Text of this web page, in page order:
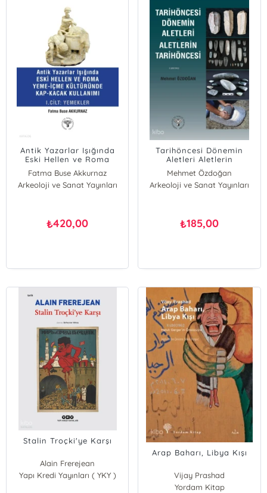
Antik Yazarlar Işığında
Eski Hellen ve Roma
Yeme-İçme Kültüründe
Kap-Kaçak Kullanımı
I.Cilt-Yemekler
Fatma Buse Akkurnaz
Arkeoloji ve Sanat Yayınları
₺420,00
Tarihöncesi Dönemin
Aletleri Aletlerin
Tarihöncesi
Mehmet Özdoğan
Arkeoloji ve Sanat Yayınları
₺185,00
Stalin Troçki'ye Karşı
Alain Frerejean
Yapı Kredi Yayınları ( YKY )
Arap Baharı, Libya Kışı
Vijay Prashad
Yordam Kitap